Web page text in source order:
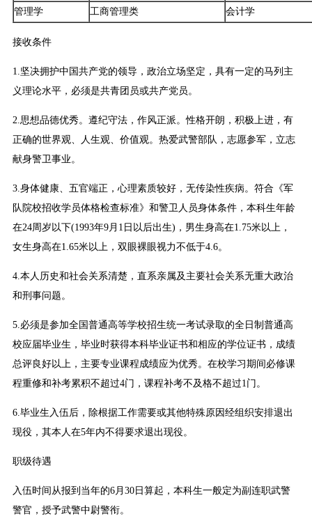
管理学
工商管理类 会计学
接收条件
1.坚决拥护中国共产党的领导，政治立场坚定，具有一定的马列主
义理论水平，必须是共青团员或共产党员。
2.思想品德优秀。遵纪守法，作风正派。性格开朗，积极上进，有
正确的世界观、人生观、价值观。热爱武警部队，志愿参军，立志
献身警卫事业。
3.身体健康、五官端正，心理素质较好，无传染性疾病。符合《军
队院校招收学员体格检查标准》和警卫人员身体条件，本科生年龄
在24周岁以下(1993年9月1日以后出生)，男生身高在1.75米以上，
女生身高在1.65米以上，双眼裸眼视力不低于4.6。
4.本人历史和社会关系清楚，直系亲属及主要社会关系无重大政治
和刑事问题。
5.必须是参加全国普通高等学校招生统一考试录取的全日制普通高
校应届毕业生，毕业时获得本科毕业证书和相应的学位证书，成绩
总评良好以上，主要专业课程成绩应为优秀。在校学习期间必修课
程重修和补考累积不超过4门，课程补考不及格不超过1门。
6.毕业生入伍后，除根据工作需要或其他特殊原因经组织安排退出
现役，其本人在5年内不得要求退出现役。
职级待遇
入伍时间从报到当年的6月30日算起，本科生一般定为副连职武警
警官，授予武警中尉警衔。